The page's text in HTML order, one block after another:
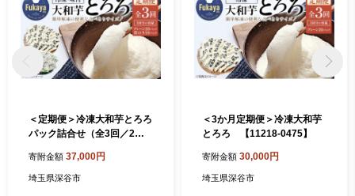
＜定期便＞冷凍大和芋とろろ
パック詰合せ（全3回／2か
2】
寄附金額 37,000円
埼玉県深谷市
＜3か月定期便＞冷凍大和芋
とろろ 【11218-0475】
寄附金額 30,000円
埼玉県深谷市